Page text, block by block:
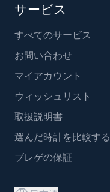
サービス
すべてのサービス
お問い合わせ
マイアカウント
ウィッシュリスト
取扱説明書
選んだ時計を比較する
ブレゲの保証